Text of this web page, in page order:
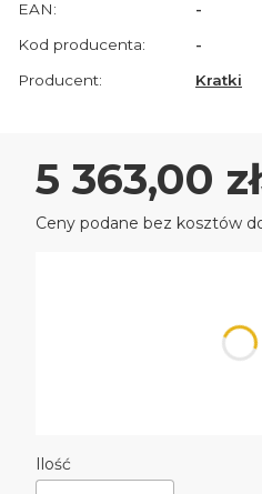
EAN:
-
Kod producenta:
-
Producent:
Kratki
Cena
5 363,00 zł
Ceny podane bez kosztów
Ilość